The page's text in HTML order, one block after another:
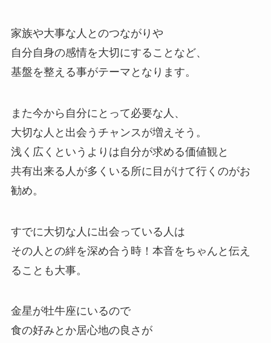
家族や大事な人とのつながりや
自分自身の感情を大切にすることなど、
基盤を整える事がテーマとなります。
また今から自分にとって必要な人、
大切な人と出会うチャンスが増えそう。
浅く広くというよりは自分が求める価値観と
共有出来る人が多くいる所に目がけて行くのがお
勧め。
すでに大切な人に出会っている人は
その人との絆を深め合う時！本音をちゃんと伝え
ることも大事。
金星が牡牛座にいるので
食の好みとか居心地の良さが